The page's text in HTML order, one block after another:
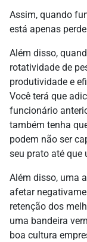
Assim, quando
está apenas
Além disso,
rotatividade de
produtividade e
Você terá que
funcionário
também tenha
podem não ser
seu prato até que
Além disso, uma
afetar
retenção dos
uma bandeira
boa cultura